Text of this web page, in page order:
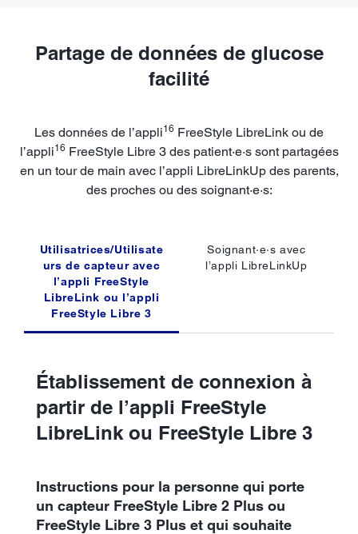
Partage de données de glucose
facilité
Les données de l’appli16 FreeStyle LibreLink ou de
l’appli16FreeStyle Libre 3 des patient·e·s sont partagées
en un tour de main avec l’appli LibreLinkUp des parents,
des proches ou des soignant·e·s:
Utilisatrices/Utilisate
urs de capteur avec
l’appli FreeStyle
LibreLink ou l’appli
FreeStyle Libre 3
Soignant·e·s avec
l’appli LibreLinkUp
Établissement de connexion à
partir de l’appli FreeStyle
LibreLink ou FreeStyle Libre 3
Instructions pour la personne qui porte
un capteur FreeStyle Libre 2 Plus ou
FreeStyle Libre 3 Plus et qui souhaite